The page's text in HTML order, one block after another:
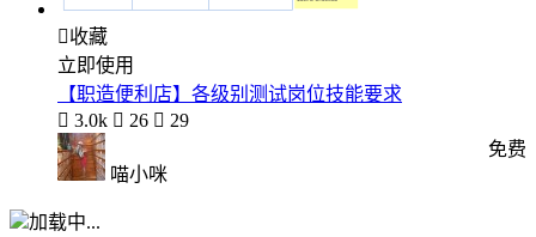
收藏
立即使用
【职造便利店】各级别测试岗位技能要求
 3.0k  26  29
喵小咪
免费
加载中...